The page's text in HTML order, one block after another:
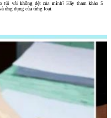
túi vải không dệt của mình? Hãy tham khảo 5
ứng dụng của từng loại.